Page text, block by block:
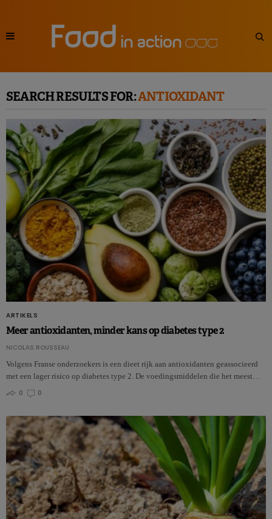
SEARCH RESULTS FOR:ANTIOXIDANT
ARTIKELS
Meer antioxidanten, minder kans op diabetes type 2
NICOLAS ROUSSEAU
Volgens Franse onderzoekers is een dieet rijk aan antioxidanten geassocieerd
met een lager risico op diabetes type 2. De voedingsmiddelen die het meest…
0
0